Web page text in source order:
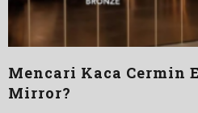
Mencari Kaca Cermin
Mirror?